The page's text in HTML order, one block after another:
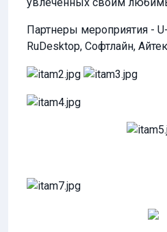
Партнеры мероприятия -
RuDesktop, Софтлайн,